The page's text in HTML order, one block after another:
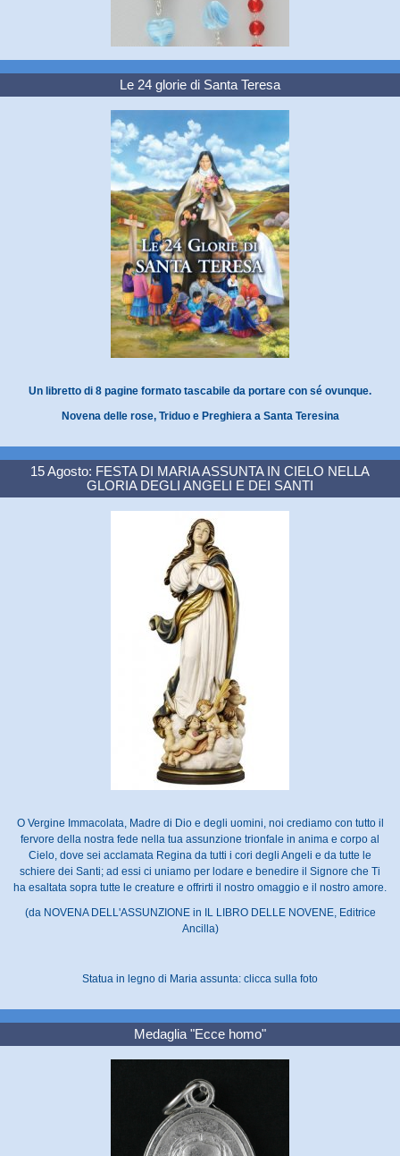
Le 24 glorie di Santa Teresa
Un libretto di 8 pagine formato tascabile da portare con sé ovunque.
Novena delle rose, Triduo e Preghiera a Santa Teresina
15 Agosto: FESTA DI MARIA ASSUNTA IN CIELO NELLA
GLORIA DEGLI ANGELI E DEI SANTI
O Vergine Immacolata, Madre di Dio e degli uomini, noi crediamo con tutto il
fervore della nostra fede nella tua assunzione trionfale in anima e corpo al
Cielo, dove sei acclamata Regina da tutti i cori degli Angeli e da tutte le
schiere dei Santi; ad essi ci uniamo per lodare e benedire il Signore che Ti
ha esaltata sopra tutte le creature e offrirti il nostro omaggio e il nostro amore.
(da NOVENA DELL'ASSUNZIONE in IL LIBRO DELLE NOVENE, Editrice
Ancilla)
Statua in legno di Maria assunta: clicca sulla foto
Medaglia "Ecce homo"